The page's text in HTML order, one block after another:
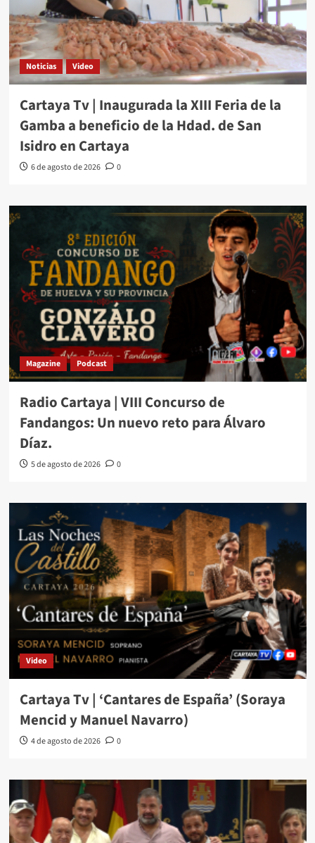
Noticias Video
Cartaya Tv | Inaugurada la XIII Feria de la
Gamba a beneficio de la Hdad. de San
Isidro en Cartaya
6 de agosto de 2026 0
Magazine Podcast
Radio Cartaya | VIII Concurso de
Fandangos: Un nuevo reto para Álvaro
Díaz.
5 de agosto de 2026 0
Video
Cartaya Tv | ‘Cantares de España’ (Soraya
Mencid y Manuel Navarro)
4 de agosto de 2026 0